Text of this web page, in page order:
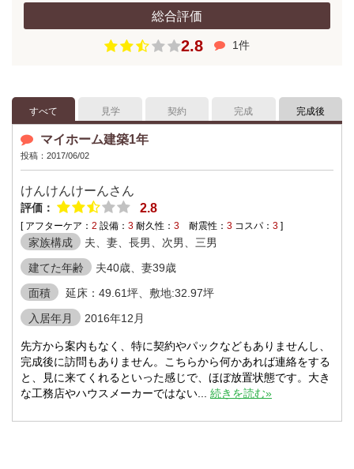
総合評価
2.8 1件
すべて 見学 契約 完成 完成後
マイホーム建築1年
投稿：2017/06/02
けんけんけーんさん
評価： 2.8
[ アフターケア： 2 設備： 3 耐久性： 3 耐震性： 3 コスパ： 3 ]
家族構成
夫、妻、長男、次男、三男
建てた年齢
夫40歳、妻39歳
面積
延床：49.61坪、敷地:32.97坪
入居年月
2016年12月
先方から案内もなく、特に契約やパックなどもありませんし、
完成後に訪問もありません。こちらから何かあれば連絡をする
と、見に来てくれるといった感じで、ほぼ放置状態です。大き
な工務店やハウスメーカーではない... 続きを読む»